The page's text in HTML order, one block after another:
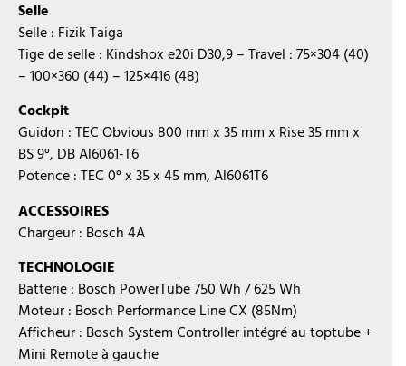
Selle
Selle : Fizik Taiga
Tige de selle : Kindshox e20i D30,9 – Travel : 75×304 (40)
– 100×360 (44) – 125×416 (48)
Cockpit
Guidon : TEC Obvious 800 mm x 35 mm x Rise 35 mm x
BS 9°, DB Al6061-T6
Potence : TEC 0° x 35 x 45 mm, Al6061T6
ACCESSOIRES
Chargeur : Bosch 4A
TECHNOLOGIE
Batterie : Bosch PowerTube 750 Wh / 625 Wh
Moteur : Bosch Performance Line CX (85Nm)
Afficheur : Bosch System Controller intégré au toptube +
Mini Remote à gauche